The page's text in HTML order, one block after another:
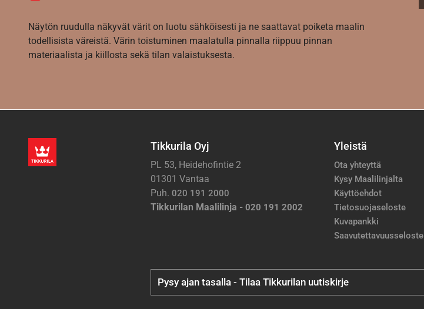
Näytön ruudulla näkyvät värit on luotu sähköisesti ja ne saattavat poiketa maalin
todellisista väreistä. Värin toistuminen maalatulla pinnalla riippuu pinnan
materiaalista ja kiillosta sekä tilan valaistuksesta.
Tikkurila Oyj
PL 53, Heidehofintie 2
01301 Vantaa
Puh. 020 191 2000
Tikkurilan Maalilinja - 020 191 2002
Yleistä
Ota yhteyttä
Kysy Maalilinjalta
Käyttöehdot
Tietosuojaseloste
Kuvapankki
Saavutettavuusseloste
Pysy ajan tasalla - Tilaa Tikkurilan uutiskirje